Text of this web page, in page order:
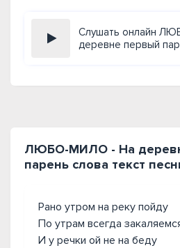
Слушать онлайн
деревне первый
ЛЮБО-МИЛО - На
парень слова текст
Рано утром на реку пойду
По утрам всегда
И у речки ой не на беду